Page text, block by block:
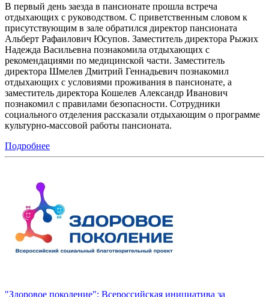
В первый день заезда в пансионате прошла встреча
отдыхающих с руководством. С приветственным словом к
присутствующим в зале обратился директор пансионата
Альберт Рафаилович Юсупов. Заместитель директора Рыжих
Надежда Васильевна познакомила отдыхающих с
рекомендациями по медицинской части. Заместитель
директора Шмелев Дмитрий Геннадьевич познакомил
отдыхающих с условиями проживания в пансионате, а
заместитель директора Кошелев Александр Иванович
познакомил с правилами безопасности. Сотрудники
социального отделения рассказали отдыхающим о программе
культурно-массовой работы пансионата.
Подробнее
"Здоровое поколение": Всероссийская инициатива за